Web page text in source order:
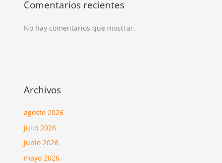
Comentarios recientes
No hay comentarios que mostrar.
Archivos
agosto 2026
julio 2026
junio 2026
mayo 2026